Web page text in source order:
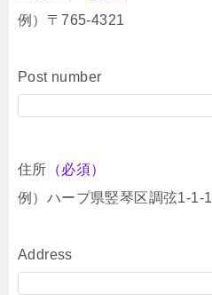
例）〒765-4321
Post number
住所 （必須）
例）ハープ県竪琴区調弦1-1-1
Address